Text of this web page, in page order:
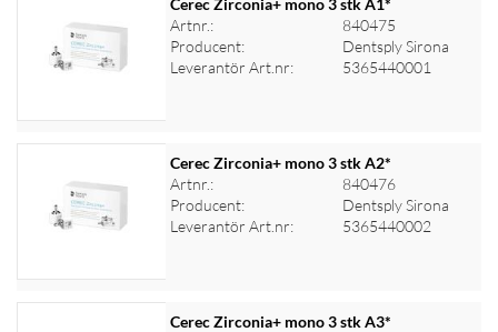
Logga in för priser
Cerec Zirconia+ mono 3 stk A1*
Artnr.:
840475
Producent:
Dentsply Sirona
Leverantör Art.nr:
5365440001
Logga in för priser
Cerec Zirconia+ mono 3 stk A2*
Artnr.:
840476
Producent:
Dentsply Sirona
Leverantör Art.nr:
5365440002
Cerec Zirconia+ mono 3 stk A3*